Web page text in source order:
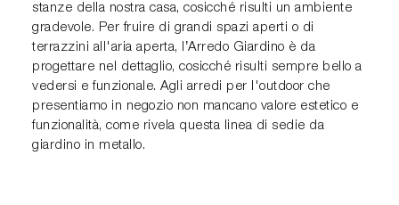
stanze della nostra casa, cosicché risulti un ambiente
gradevole. Per fruire di grandi spazi aperti o di
terrazzini all'aria aperta, l’Arredo Giardino è da
progettare nel dettaglio, cosicché risulti sempre bello a
vedersi e funzionale. Agli arredi per l'outdoor che
presentiamo in negozio non mancano valore estetico e
funzionalità, come rivela questa linea di sedie da
giardino in metallo.